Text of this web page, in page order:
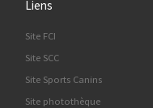
Liens
Site FCI
Site SCC
Site Sports Canins
Site photothèque